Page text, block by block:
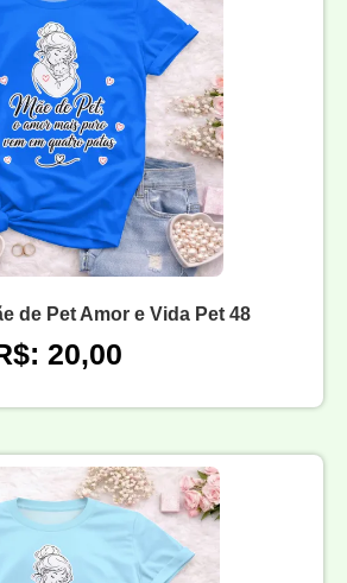
de Pet Amor e Vida Pet 48
20,00